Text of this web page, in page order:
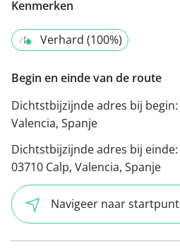
Kenmerken
Verhard (100%)
Begin en einde van de route
Dichtstbijzijnde adres bij begin:
Valencia, Spanje
Dichtstbijzijnde adres bij einde:
03710 Calp, Valencia, Spanje
Navigeer naar startpunt